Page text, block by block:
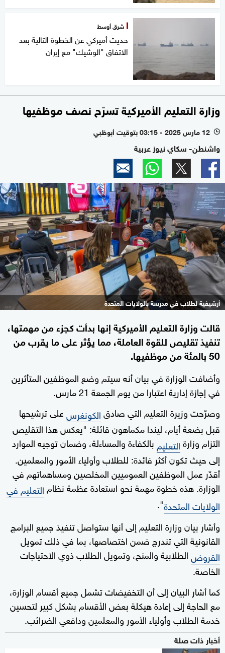
شرق أوسط
حديث أميركي عن الخطوة التالية بعد
الاتفاق "الوشيك" مع إيران
وزارة التعليم الأميركية تسرّح نصف موظفيها
l 12 مارس 2025 - 03:15 بتوقيت أبوظبي
واشنطن- سكاي نيوز عربية
أرشيفية لطلاب في مدرسة بالولايات المتحدة
قالت وزارة التعليم الأميركية إنها بدأت كجزء من مهمتها،
تنفيذ تقليص للقوة العاملة، مما يؤثر على ما يقرب من
50 بالمئة من موظفيها.
وأضافت الوزارة في بيان أنه سيتم وضع الموظفين المتأثرين
في إجازة إدارية اعتبارا من يوم الجمعة 21 مارس.
وصرّحت وزيرة التعليم التي صادقالكونغرسعلى ترشيحها
قبل بضعة أيام، ليندا مكماهون قائلة: "يعكس هذا التقليص
التزام وزارةالتعليم بالكفاءة والمساءلة، وضمان توجيه الموارد
إلى حيث تكون أكثر فائدة: للطلاب وأولياء الأمور والمعلمين.
أقدّر عمل الموظفين العموميين المخلصين ومساهماتهم في
الوزارة. هذه خطوة مهمة نحو استعادة عظمة نظام التعليم في
الولايات المتحدة".
وأشار بيان وزارة التعليم إلى أنها ستواصل تنفيذ جميع البرامج
القانونية التي تندرج ضمن اختصاصها، بما في ذلك تمويل
القروضالطلابية والمنح، وتمويل الطلاب ذوي الاحتياجات
الخاصة.
كما أشار البيان إلى أن التخفيضات تشمل جميع أقسام الوزارة،
مع الحاجة إلى إعادة هيكلة بعض الأقسام بشكل كبير لتحسين
خدمة الطلاب وأولياء الأمور والمعلمين ودافعي الضرائب.
أخبار ذات صلة